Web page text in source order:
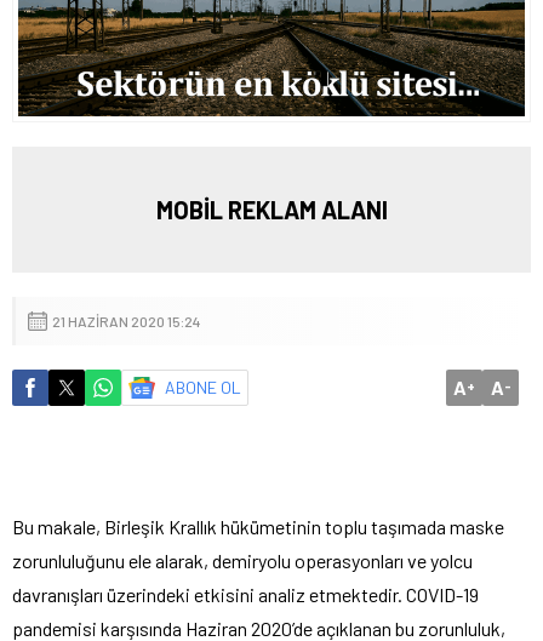
MOBİL REKLAM ALANI
21 HAZIRAN 2020 15:24
ABONE OL A+ A-
Bu makale, Birleşik Krallık hükümetinin toplu taşımada maske
zorunluluğunu ele alarak, demiryolu operasyonları ve yolcu
davranışları üzerindeki etkisini analiz etmektedir. COVID-19
pandemisi karşısında Haziran 2020’de açıklanan bu zorunluluk,